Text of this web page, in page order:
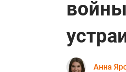
Анна